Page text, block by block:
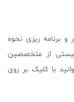
و برنامه ریزی نحوه
از متخصصین
با کلیک بر روی